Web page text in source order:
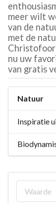
meer wilt
van de
met de
Christofoor
nu uw
van gratis
Natuur
Inspiratie